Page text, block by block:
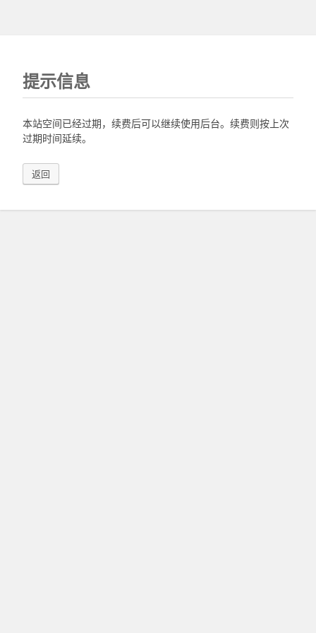
提示信息
本站空间已经过期，续费后可以继续使用后台。续费则按上次
过期时间延续。
返回